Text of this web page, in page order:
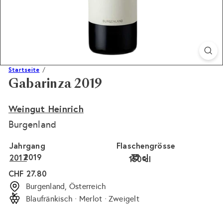
Startseite
Gabarinza 2019
Weingut Heinrich
Burgenland
Flaschengrösse
75 cl
37 cl
150 cl
Jahrgang
2019
2017
Normaler
Preis
CHF 27.80
Burgenland, Österreich
Blaufränkisch · Merlot · Zweigelt